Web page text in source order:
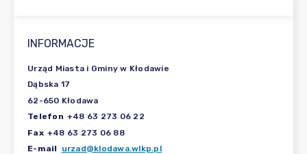
INFORMACJE
Urząd Miasta i Gminy w Kłodawie
Dąbska 17
62-650 Kłodawa
Telefon +48 63 273 06 22
Fax +48 63 273 06 88
E-mail
urzad@klodawa.wlkp.pl